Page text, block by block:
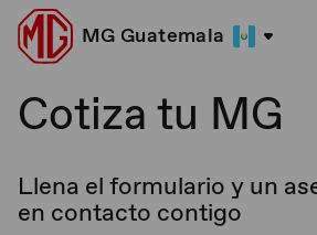
MG Guatemala
Cotiza tu MG
Llena el formulario y un
en contacto contigo